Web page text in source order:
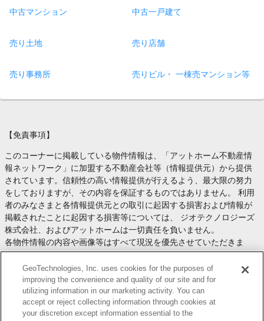
中古マンション 中古一戸建て
売り土地 売り店舗
売り事務所 売りビル・ 一棟売マンション等
【免責事項】
このコーナーに掲載している物件情報は、「アットホーム不動産情
報ネットワーク」に加盟する不動産会社等（情報提供元）から提供
されています。信頼性の高い情報提供が行えるよう、最大限の努力
をしておりますが、その内容を保証するものではありません。 利用
者のみなさまと各情報提供元との取引に起因する損害および情報が
掲載されたことに起因する損害等については、 ジオテクノロジーズ
株式会社、およびアットホームは一切責任を負いません。
各物件情報の内容や画像等はすべて現況を優先させていただきま
す。
お取引等（お取引の準備、資金調達等を含みます）の際には、内容
や契約条件等について、 各情報提供元より十分な説明を受け、ご自
身でご確認の上、判断してください。
このコーナーへの物件情報のご掲載、その他不動産業務ソリューシ
ョン等についての不動産会社様のお問合せはこちら
GeoTechnologies, Inc. uses cookies for the purposes of
improving the convenience and quality of our site and for
utilizing information in our marketing activity. You can
accept or reject collecting information through cookies at
your discretion except information essential to the